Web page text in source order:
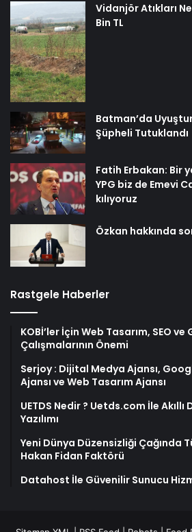
Vidanjör Atıkları
Bin TL
Batman’da
Şüpheli Tutuklandı
Fatih Erbakan: Bir
YPG biz de Emevi
kılıyoruz
Özkan hakkında
Rastgele Haberler
KOBİ’ler İçin Web Tasarım, SEO
Çalışmalarının Önemi
Serjoy : Dijital Medya Ajansı,
Ajansı ve Web Tasarım Ajansı
UETDS Nedir ? Uetds.com İle Akıllı
Yazılımı
Yeni Dünya Düzensizliği Çağında
Hakan Fidan Faktörü
Datahost İle Güvenilir Sunucu